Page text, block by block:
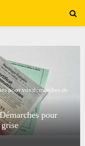
pour vos démarches de
pour